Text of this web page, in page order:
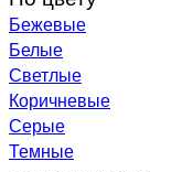
Бежевые
Белые
Светлые
Коричневые
Серые
Темные